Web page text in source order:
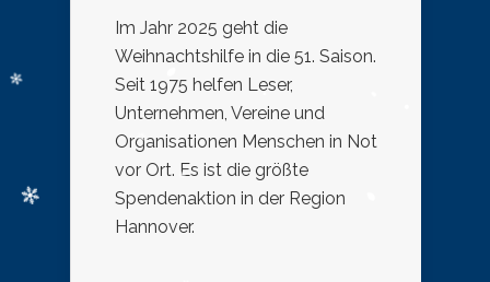
Im Jahr 2025 geht die
Weihnachtshilfe in die 51. Saison.
Seit 1975 helfen Leser,
Unternehmen, Vereine und
Organisationen Menschen in Not
vor Ort. Es ist die größte
Spendenaktion in der Region
Hannover.